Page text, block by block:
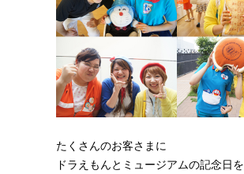
たくさんのお客さまに
ドラえもんとミュージアムの記念日を